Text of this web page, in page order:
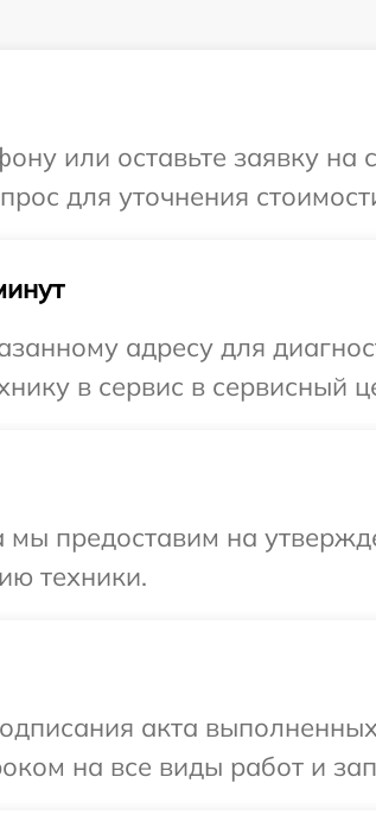
или оставьте заявку на
для уточнения
адресу для
в сервис в сервисный
мы предоставим на
техники.
акта
на все виды работ и